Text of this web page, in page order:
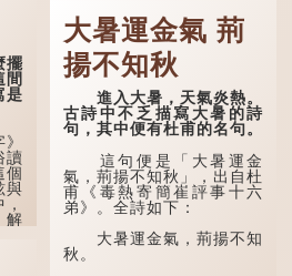
慨
直
，
的原句，有說法是「不見
棺材不下淚」或「不見親棺
不下淚」，出自明朝蘭陵笑
笑生所著的《金瓶梅詞話》
第九十八回。原意是指人未
親眼見到親人棺木，便不會
真正感到悲傷；後來引申為
比喻人執迷不悟，不到徹底
失敗，便不肯罷休。
許多人對這上半句耳熟
能詳，但它其實還有下半句
——「不到黃河心不死」...
擺
間
是
讀
個
與
解
大暑運金氣 荊
揚不知秋
進入大暑，天氣炎熱。
古詩中不乏描寫大暑的詩
句，其中便有杜甫的名句。
這句便是「大暑運金
氣，荊揚不知秋」，出自杜
甫《毒熱寄簡崔評事十六
弟》。全詩如下：
大暑運金氣，荊揚不知
秋。